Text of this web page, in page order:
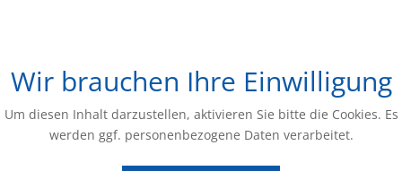
Wir brauchen Ihre Einwilligung
Um diesen Inhalt darzustellen, aktivieren Sie bitte die Cookies. Es
werden ggf. personenbezogene Daten verarbeitet.